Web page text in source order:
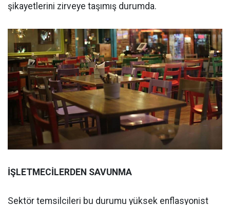
şikayetlerini zirveye taşımış durumda.
İŞLETMECİLERDEN SAVUNMA
Sektör temsilcileri bu durumu yüksek enflasyonist